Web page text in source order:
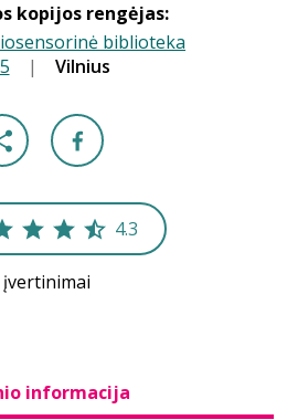
kopijos rengėjas:
biblioteka
| Vilnius
4.3
įvertinimai
informacija